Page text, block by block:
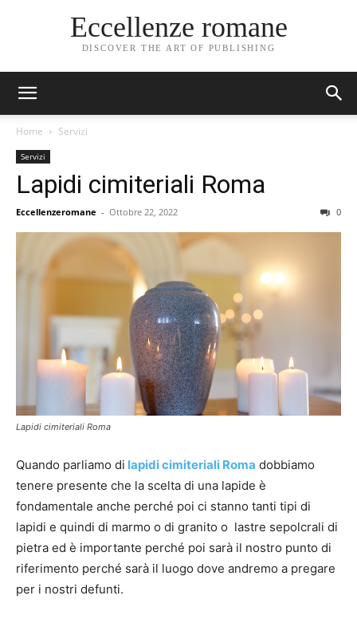
Eccellenze romane
DISCOVER THE ART OF PUBLISHING
Home Servizi
Servizi
Lapidi cimiteriali Roma
Eccellenzeromane - Ottobre 22, 2022 0
Lapidi cimiteriali Roma
Quando parliamo di lapidi cimiteriali Roma dobbiamo
tenere presente che la scelta di una lapide è
fondamentale anche perché poi ci stanno tanti tipi di
lapidi e quindi di marmo o di granito o lastre sepolcrali di
pietra ed è importante perché poi sarà il nostro punto di
riferimento perché sarà il luogo dove andremo a pregare
per i nostri defunti.